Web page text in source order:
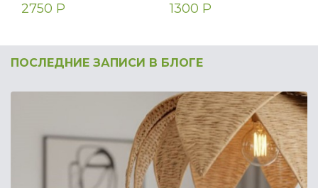
2750 Р 1300 Р
ПОСЛЕДНИЕ ЗАПИСИ В БЛОГЕ